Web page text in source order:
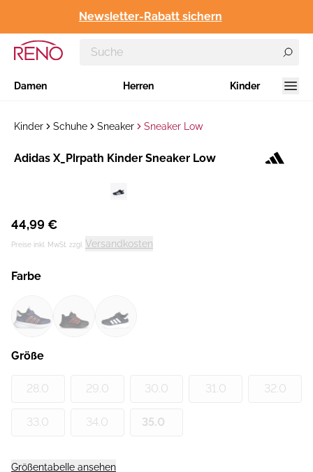
Newsletter-Rabatt sichern
Damen Herren Kinder
Kinder Schuhe Sneaker Sneaker Low
Hersteller:
​Adidas X_Plrpath Kinder Sneaker Low
44,99 €
Preise inkl. MwSt. zzgl. Versandkosten
Farbe
Größe
28.0 29.0 30.0 31.0 32.0
33.0 34.0 35.0
Größentabelle ansehen